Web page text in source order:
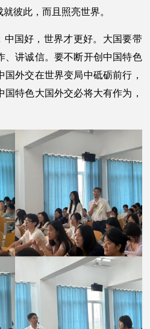
彼此，而且照亮世界。
中国好，世界才更好。大国要带
、讲诚信。要不断开创中国特色
外交在世界变局中砥砺前行，
特色大国外交必将大有作为，